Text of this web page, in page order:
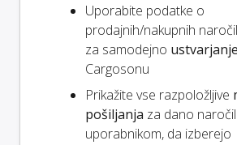
Uporabite podatke o
prodajnih/nakupnih
za samodejno
Cargosonu
Prikažite vse razpoložljive
pošiljanja za dano
uporabnikom, da izberejo